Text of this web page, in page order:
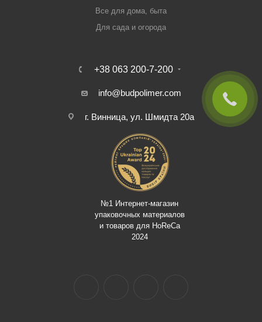
Все для дома, быта
Для сада и огорода
+38 063 200-7-200
info@budpolimer.com
г. Винница, ул. Шмидта 20а
№1 Интернет-магазин
упаковочных материалов
и товаров для HoReCa
2024